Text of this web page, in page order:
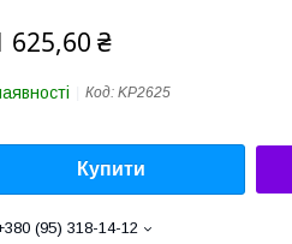
625,60 ₴
Код: KP2625
Купити
(95) 318-14-12